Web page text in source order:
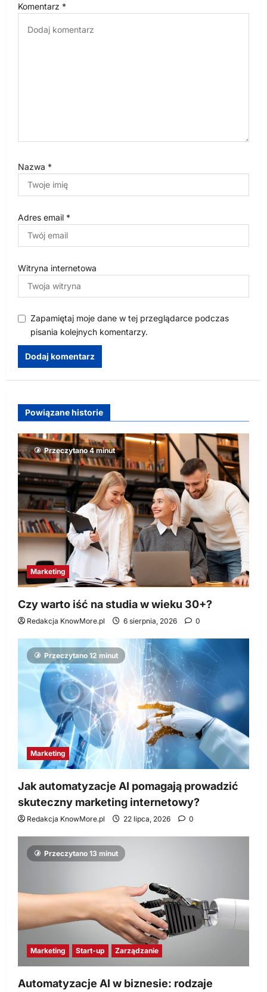
i
Komentarz *
Nazwa *
Adres email *
Witryna internetowa
Zapamiętaj moje dane w tej przeglądarce podczas
pisania kolejnych komentarzy.
Powiązane historie
Przeczytano 4 minut
Marketing
Czy warto iść na studia w wieku 30+?
Redakcja KnowMore.pl 6 sierpnia, 2026 0
Przeczytano 12 minut
Marketing
Jak automatyzacje AI pomagają prowadzić
skuteczny marketing internetowy?
Redakcja KnowMore.pl 22 lipca, 2026 0
Przeczytano 13 minut
Marketing Start-up Zarządzanie
Automatyzacje AI w biznesie: rodzaje